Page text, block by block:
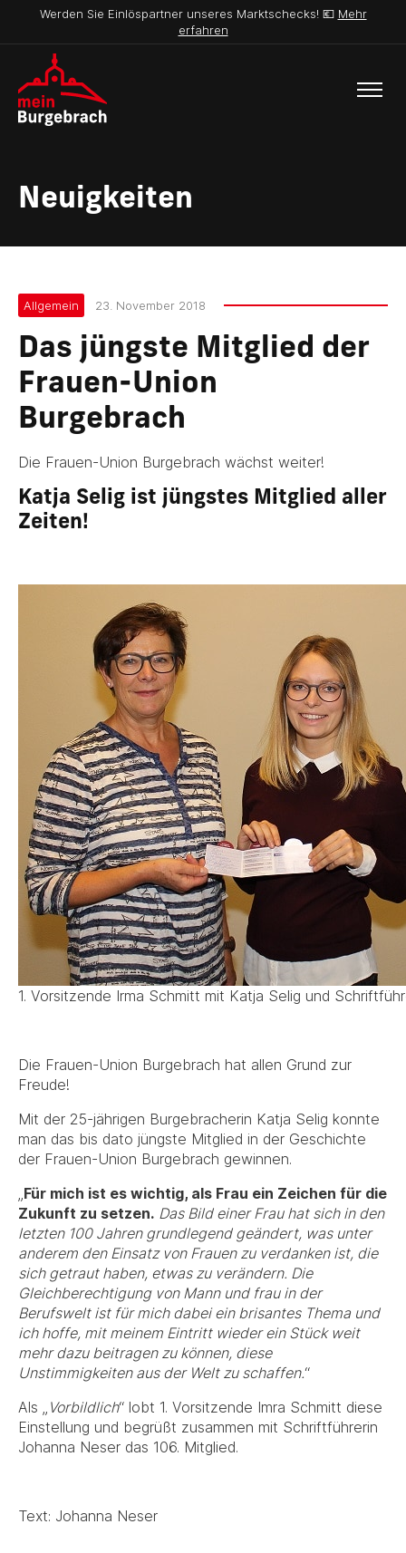
Werden Sie Einlöspartner unseres Marktschecks! 💶 Mehr
erfahren
Neuigkeiten
Allgemein 23. November 2018
Das jüngste Mitglied der
Frauen-Union
Burgebrach
Die Frauen-Union Burgebrach wächst weiter!
Katja Selig ist jüngstes Mitglied aller
Zeiten!
1. Vorsitzende Irma Schmitt mit Katja Selig und
Die Frauen-Union Burgebrach hat allen Grund zur
Freude!
Mit der 25-jährigen Burgebracherin Katja Selig konnte
man das bis dato jüngste Mitglied in der Geschichte
der Frauen-Union Burgebrach gewinnen.
„Für mich ist es wichtig, als Frau ein Zeichen für die
Zukunft zu setzen. Das Bild einer Frau hat sich in den
letzten 100 Jahren grundlegend geändert, was unter
anderem den Einsatz von Frauen zu verdanken ist, die
sich getraut haben, etwas zu verändern. Die
Gleichberechtigung von Mann und frau in der
Berufswelt ist für mich dabei ein brisantes Thema und
ich hoffe, mit meinem Eintritt wieder ein Stück weit
mehr dazu beitragen zu können, diese
Unstimmigkeiten aus der Welt zu schaffen.“
Als „ Vorbildlich“ lobt 1. Vorsitzende Imra Schmitt diese
Einstellung und begrüßt zusammen mit Schriftführerin
Johanna Neser das 106. Mitglied.
Text: Johanna Neser